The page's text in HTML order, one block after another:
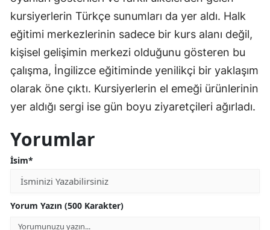
kursiyerlerin Türkçe sunumları da yer aldı. Halk
eğitimi merkezlerinin sadece bir kurs alanı değil,
kişisel gelişimin merkezi olduğunu gösteren bu
çalışma, İngilizce eğitiminde yenilikçi bir yaklaşım
olarak öne çıktı. Kursiyerlerin el emeği ürünlerinin
yer aldığı sergi ise gün boyu ziyaretçileri ağırladı.
Yorumlar
İsim*
Yorum Yazın (500 Karakter)